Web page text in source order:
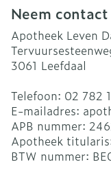
Neem
Apotheek Leven
3061 Leefdaal
Telefoon: 02 782
E-mailadres:
APB nummer:
Apotheek
BTW nummer: